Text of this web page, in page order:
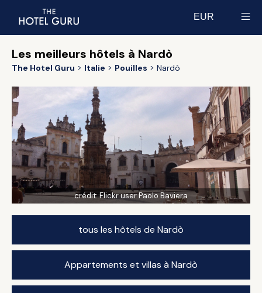
EUR
Les meilleurs hôtels à Nardò
The Hotel Guru Italie Pouilles Nardò
crédit:Flickr user Paolo Baviera
tous les hôtels de Nardò
Appartements et villas à Nardò